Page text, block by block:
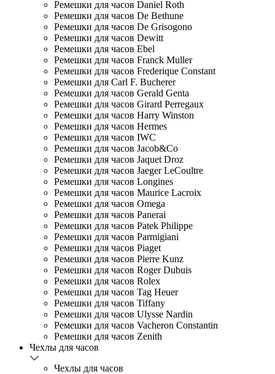
Ремешки для часов Daniel Roth
Ремешки для часов De Bethune
Ремешки для часов De Grisogono
Ремешки для часов Dewitt
Ремешки для часов Ebel
Ремешки для часов Franck Muller
Ремешки для часов Frederique Constant
Ремешки для Carl F. Bucherer
Ремешки для часов Gerald Genta
Ремешки для часов Girard Perregaux
Ремешки для часов Harry Winston
Ремешки для часов Hermes
Ремешки для часов IWC
Ремешки для часов Jacob&Co
Ремешки для часов Jaquet Droz
Ремешки для часов Jaeger LeCoultre
Ремешки для часов Longines
Ремешки для часов Maurice Lacroix
Ремешки для часов Omega
Ремешки для часов Panerai
Ремешки для часов Patek Philippe
Ремешки для часов Parmigiani
Ремешки для часов Piaget
Ремешки для часов Pierre Kunz
Ремешки для часов Roger Dubuis
Ремешки для часов Rolex
Ремешки для часов Tag Heuer
Ремешки для часов Tiffany
Ремешки для часов Ulysse Nardin
Ремешки для часов Vacheron Constantin
Ремешки для часов Zenith
Чехлы для часов
Чехлы для часов